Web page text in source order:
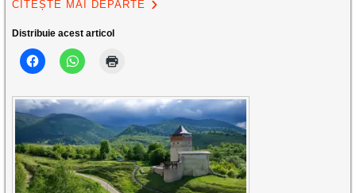
CITEȘTE MAI DEPARTE
Distribuie acest articol